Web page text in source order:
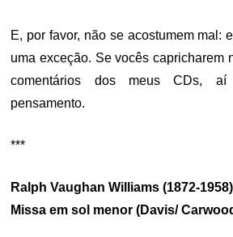
E, por favor, não se acostumem mal:
uma exceção. Se vocês capricharem
comentários dos meus CDs,
pensamento.
***
Ralph Vaughan Williams (1872-
Missa em sol menor (Davis/